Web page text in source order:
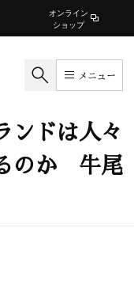
オンライン
ショップ
メニュー
ンドは人々
のか 牛尾